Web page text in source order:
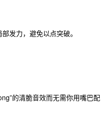
发力，避免以点突破。
的清脆音效而无需你用嘴巴配